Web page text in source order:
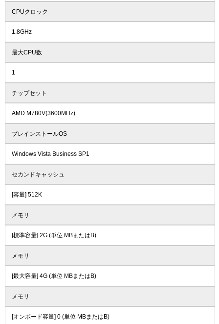
CPUクロック
1.8GHz
最大CPU数
1
チップセット
AMD M780V(3600MHz)
プレインストールOS
Windows Vista Business SP1
セカンドキャッシュ
[容量] 512K
メモリ
[標準容量] 2G (単位 MBまたはB)
メモリ
[最大容量] 4G (単位 MBまたはB)
メモリ
[オンボード容量] 0 (単位 MBまたはB)